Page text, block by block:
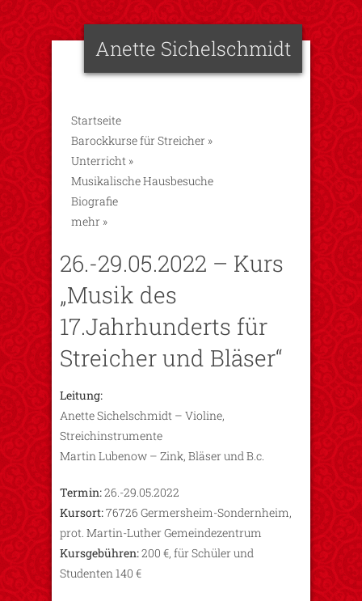
Anette Sichelschmidt
Startseite
Barockkurse für Streicher »
Unterricht »
Musikalische Hausbesuche
Biografie
mehr »
26.-29.05.2022 – Kurs
„Musik des
17.Jahrhunderts für
Streicher und Bläser“
Leitung:
Anette Sichelschmidt – Violine,
Streichinstrumente
Martin Lubenow – Zink, Bläser und B.c.
Termin:26.-29.05.2022
Kursort:76726 Germersheim-Sondernheim,
prot. Martin-Luther Gemeindezentrum
Kursgebühren:200 €, für Schüler und
Studenten 140 €